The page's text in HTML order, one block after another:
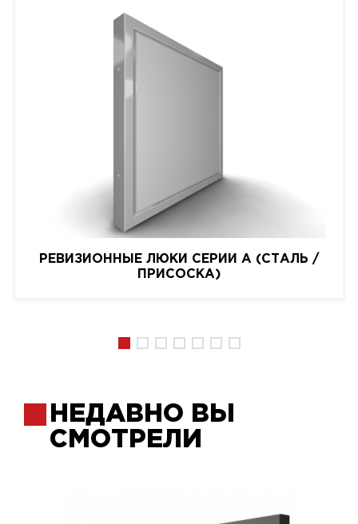
РЕВИЗИОННЫЕ ЛЮКИ СЕРИИ A (СТАЛЬ /
ПРИСОСКА)
НЕДАВНО ВЫ
СМОТРЕЛИ